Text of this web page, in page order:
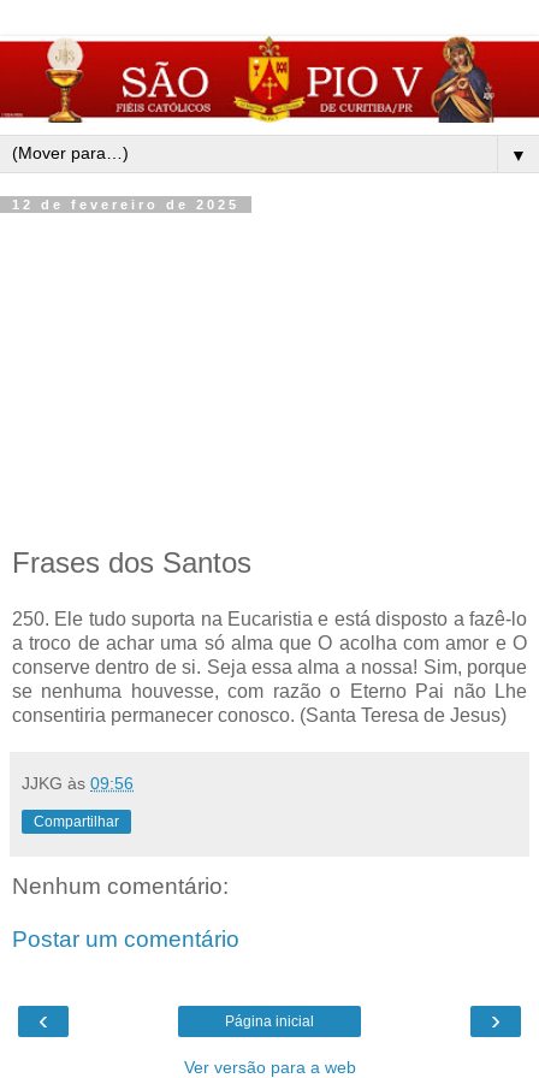
▼
12 de fevereiro de 2025
Frases dos Santos
250. Ele tudo suporta na Eucaristia e está disposto a fazê-lo
a troco de achar uma só alma que O acolha com amor e O
conserve dentro de si. Seja essa alma a nossa! Sim, porque
se nenhuma houvesse, com razão o Eterno Pai não Lhe
consentiria permanecer conosco. (Santa Teresa de Jesus)
JJKG às 09:56
Compartilhar
Nenhum comentário:
Postar um comentário
‹ ›
Página inicial
Ver versão para a web